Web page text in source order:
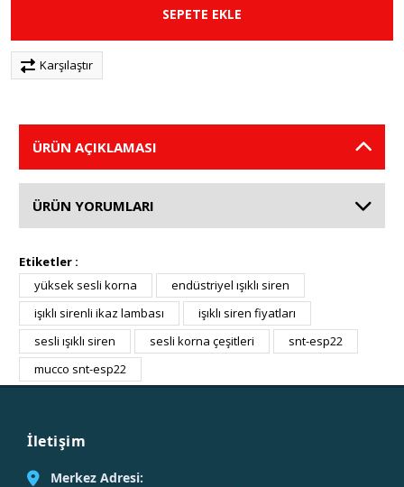
SEPETE EKLE
Karşılaştır
ÜRÜN AÇIKLAMASI
ÜRÜN YORUMLARI
Etiketler :
yüksek sesli korna
endüstriyel ışıklı siren
işıklı sirenli ikaz lambası
işıklı siren fiyatları
sesli ışıklı siren
sesli korna çeşitleri
snt-esp22
mucco snt-esp22
İletişim
Merkez Adresi: